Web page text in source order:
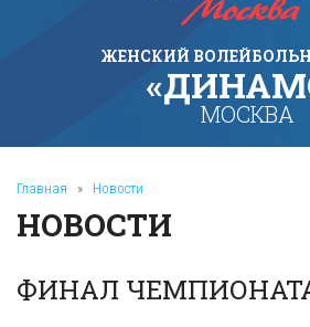
ЖЕНСКИЙ
МОСКВА
Главная » Новости
НОВОСТИ
ФИНАЛ